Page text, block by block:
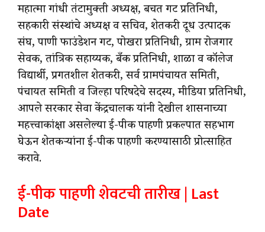
महात्मा गांधी तंटामुक्ती अध्यक्ष, बचत गट प्रतिनिधी,
सहकारी संस्थांचे अध्यक्ष व सचिव, शेतकरी दूध उत्पादक
संघ, पाणी फाउंडेशन गट, पोखरा प्रतिनिधी, ग्राम रोजगार
सेवक, तांत्रिक सहाय्यक, बँक प्रतिनिधी, शाळा व कॉलेज
विद्यार्थी, प्रगतशील शेतकरी, सर्व ग्रामपंचायत समिती,
पंचायत समिती व जिल्हा परिषदेचे सदस्य, मीडिया प्रतिनिधी,
आपले सरकार सेवा केंद्रचालक यांनी देखील शासनाच्या
महत्त्वाकांक्षा असलेल्या ई-पीक पाहणी प्रकल्पात सहभाग
घेऊन शेतकऱ्यांना ई-पीक पाहणी करण्यासाठी प्रोत्साहित
करावे.
ई-पीक पाहणी शेवटची तारीख | Last
Date